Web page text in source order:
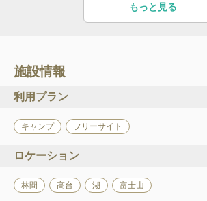
もっと見る
施設情報
利用プラン
キャンプ フリーサイト
ロケーション
林間 高台 湖 富士山